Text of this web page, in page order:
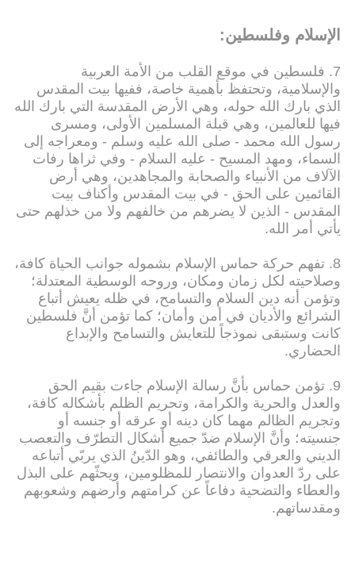
الإسلام وفلسطين:
7. فلسطين في موقع القلب من الأمة العربية
والإسلامية، وتحتفظ بأهمية خاصة، ففيها بيت المقدس
الذي بارك الله حوله، وهي الأرض المقدسة التي بارك الله
فيها للعالمين، وهي قبلة المسلمين الأولى، ومسرى
رسول الله محمد - صلى الله عليه وسلم - ومعراجه إلى
السماء، ومهد المسيح - عليه السلام - وفي ثراها رفات
الآلاف من الأنبياء والصحابة والمجاهدين، وهي أرض
القائمين على الحق - في بيت المقدس وأكناف بيت
المقدس - الذين لا يضرهم من خالفهم ولا من خذلهم حتى
يأتي أمر الله.
8. تفهم حركة حماس الإسلام بشموله جوانب الحياة كافة،
وصلاحيته لكل زمان ومكان، وروحه الوسطية المعتدلة؛
وتؤمن أنه دين السلام والتسامح، في ظله يعيش أتباع
الشرائع والأديان في أمن وأمان؛ كما تؤمن أنَّ فلسطين
كانت وستبقى نموذجاً للتعايش والتسامح والإبداع
الحضاري.
9. تؤمن حماس بأنَّ رسالة الإسلام جاءت بقيم الحق
والعدل والحرية والكرامة، وتحريم الظلم بأشكاله كافة،
وتجريم الظالم مهما كان دينه أو عرقه أو جنسه أو
جنسيته؛ وأنَّ الإسلام ضدّ جميع أشكال التطرّف والتعصب
الديني والعرقي والطائفي، وهو الدّينُ الذي يربّي أتباعه
على ردّ العدوان والانتصار للمظلومين، ويحثّهم على البذل
والعطاء والتضحية دفاعاً عن كرامتهم وأرضهم وشعوبهم
ومقدساتهم.